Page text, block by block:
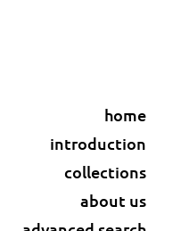
home
introduction
collections
about us